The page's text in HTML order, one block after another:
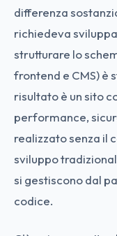
differenza
richiedeva
strutturare lo
frontend e CMS) è
risultato è un sito
performance,
realizzato senza il
sviluppo
si gestiscono dal
codice.